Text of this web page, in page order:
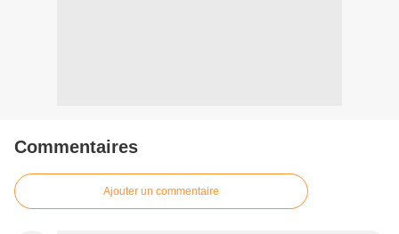
Commentaires
Ajouter un commentaire